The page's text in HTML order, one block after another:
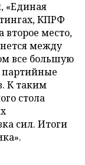
«Единая
КПРФ
второе место,
между
все большую
партийные
К таким
стола
сил. Итоги